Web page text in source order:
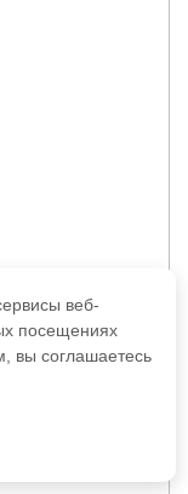
веб-
посещениях
вы соглашаетесь